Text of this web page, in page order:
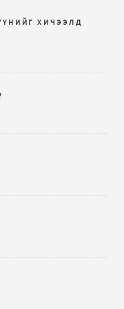
ХИЧЭЭЛД